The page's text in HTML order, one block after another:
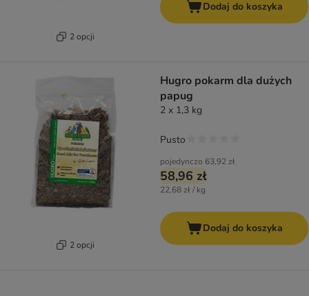
2 opcji
Dodaj do koszyka
2 opcji
Hugro pokarm dla dużych
papug
2 x 1,3 kg
pojedynczo 63,92 zł
58,96 zł
22,68 zł / kg
Pusto
Dodaj do koszyka